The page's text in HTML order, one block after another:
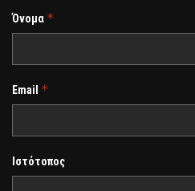
Όνομα *
Email *
Ιστότοπος